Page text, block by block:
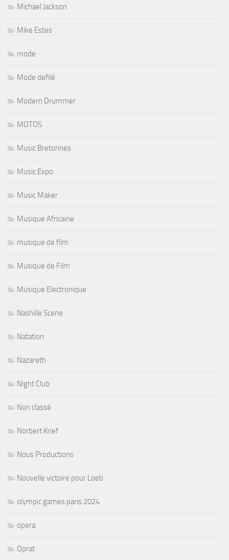
Michael Jackson
Mike Estes
mode
Mode defilé
Modern Drummer
MOTOS
Music Bretonnes
Music Expo
Music Maker
Musique Africaine
musique de film
Musique de Film
Musique Electronique
Nashille Scene
Natation
Nazareth
Night Club
Non classé
Norbert Krief
Nous Productions
Nouvelle victoire pour Loeb
olympic games paris 2024
opera
Oprat